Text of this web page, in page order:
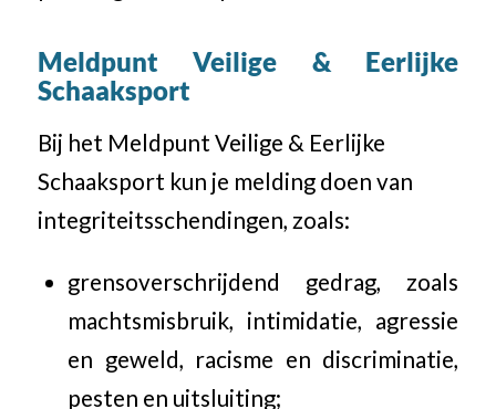
Meldpunt Veilige & Eerlijke
Schaaksport
Bij het Meldpunt Veilige & Eerlijke
Schaaksport kun je melding doen van
integriteitsschendingen, zoals:
grensoverschrijdend gedrag, zoals
machtsmisbruik, intimidatie, agressie
en geweld, racisme en discriminatie,
pesten en uitsluiting;